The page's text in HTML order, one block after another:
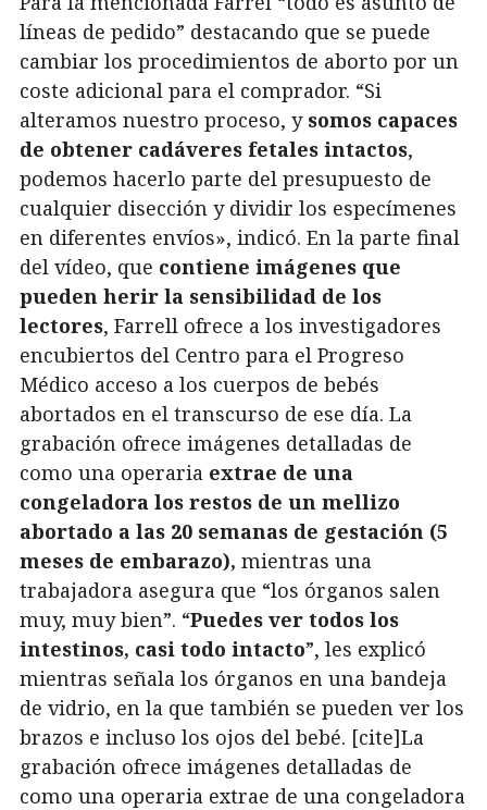
líneas de pedido” destacando que se puede
cambiar los procedimientos de aborto por un
coste adicional para el comprador. “Si
alteramos nuestro proceso, y somos capaces
de obtener cadáveres fetales intactos,
podemos hacerlo parte del presupuesto de
cualquier disección y dividir los especímenes
en diferentes envíos», indicó. En la parte final
del vídeo, que contiene imágenes que
pueden herir la sensibilidad de los
lectores, Farrell ofrece a los investigadores
encubiertos del Centro para el Progreso
Médico acceso a los cuerpos de bebés
abortados en el transcurso de ese día. La
grabación ofrece imágenes detalladas de
como una operaria extrae de una
congeladora los restos de un mellizo
abortado a las 20 semanas de gestación (5
meses de embarazo), mientras una
trabajadora asegura que “los órganos salen
muy, muy bien”. “Puedes ver todos los
intestinos, casi todo intacto”, les explicó
mientras señala los órganos en una bandeja
de vidrio, en la que también se pueden ver los
brazos e incluso los ojos del bebé. [cite]La
grabación ofrece imágenes detalladas de
como una operaria extrae de una congeladora